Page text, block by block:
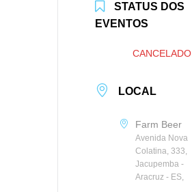
STATUS DOS
EVENTOS
CANCELADO
LOCAL
Farm Beer
Avenida Nova
Colatina, 333,
Jacupemba -
Aracruz - ES,